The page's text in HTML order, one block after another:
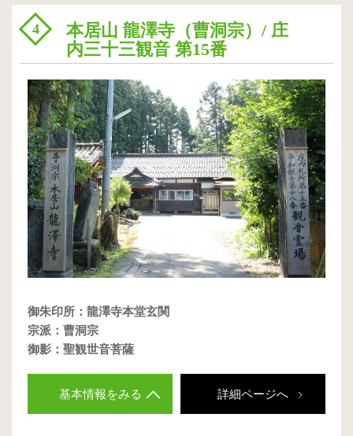
4
本居山 龍澤寺（曹洞宗）/ 庄
内三十三観音 第15番
御朱印所：龍澤寺本堂玄関
宗派：曹洞宗
御影：聖観世音菩薩
基本情報をみる 詳細ページへ